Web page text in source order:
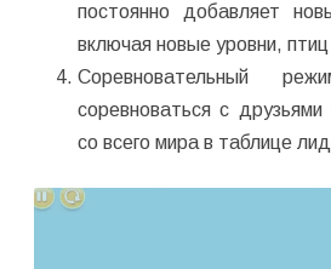
постоянно добавляет
включая новые уровни,
Соревновательный
соревноваться с друзьями
со всего мира в таблице